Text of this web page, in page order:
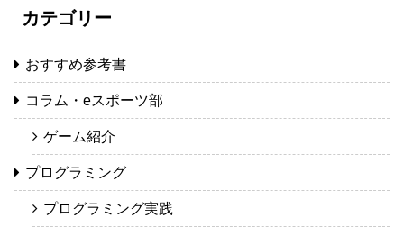
カテゴリー
おすすめ参考書
コラム・eスポーツ部
ゲーム紹介
プログラミング
プログラミング実践